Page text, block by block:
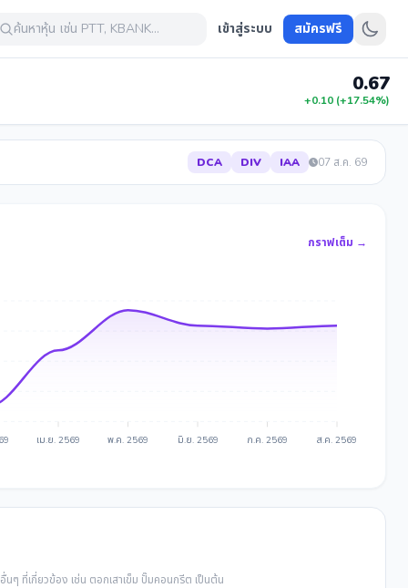
ค้นหาหุ้น เช่น PTT, KBANK... เข้าสู่ระบบ สมัครฟรี
0.67
+0.10 (+17.54%)
DCA DIV IAA 07 ส.ค. 69
กราฟเต็ม →
เม.ย. 2569 พ.ค. 2569 มิ.ย. 2569 ก.ค. 2569 ส.ค. 2569
ๆ ที่เกี่ยวข้อง เช่น ตอกเสาเข็ม ปั๊มคอนกรีต เป็นต้น